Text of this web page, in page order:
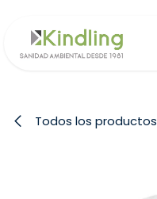
Todos los productos